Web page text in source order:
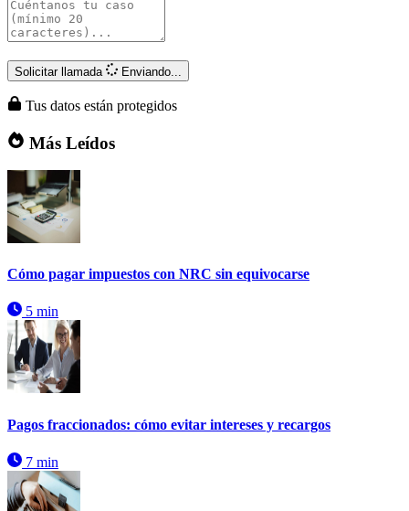
Solicitar llamada Enviando...
Tus datos están protegidos
Más Leídos
Cómo pagar impuestos con NRC sin equivocarse
5 min
Pagos fraccionados: cómo evitar intereses y recargos
7 min